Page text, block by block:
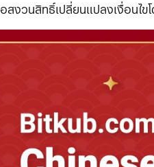
งวนสิทธิ์เปลี่ยนแปลงเงื่อนไข